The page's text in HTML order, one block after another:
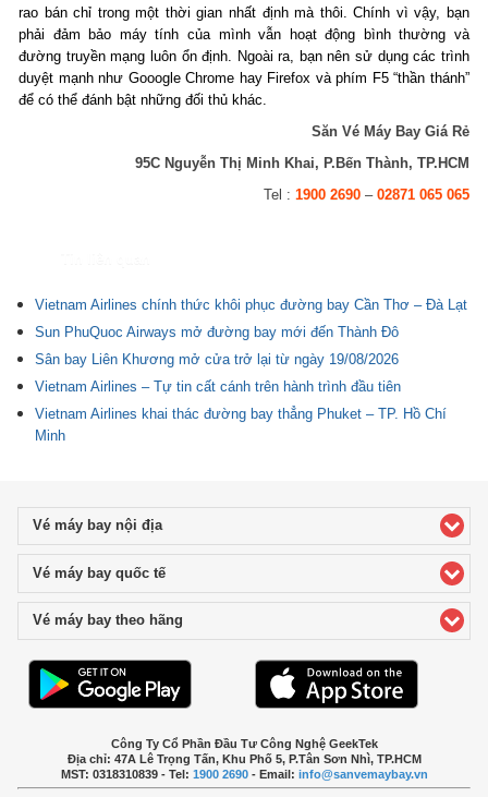
rao bán chỉ trong một thời gian nhất định mà thôi. Chính vì vậy, bạn
phải đảm bảo máy tính của mình vẫn hoạt động bình thường và
đường truyền mạng luôn ổn định. Ngoài ra, bạn nên sử dụng các trình
duyệt mạnh như Gooogle Chrome hay Firefox và phím F5 “thần thánh”
để có thể đánh bật những đối thủ khác.
Săn Vé Máy Bay Giá Rẻ
95C Nguyễn Thị Minh Khai, P.Bến Thành, TP.HCM
Tel : 1900 2690– 02871 065 065
Vietnam Airlines chính thức khôi phục đường bay Cần Thơ – Đà Lạt
Sun PhuQuoc Airways mở đường bay mới đến Thành Đô
Sân bay Liên Khương mở cửa trở lại từ ngày 19/08/2026
Vietnam Airlines – Tự tin cất cánh trên hành trình đầu tiên
Vietnam Airlines khai thác đường bay thẳng Phuket – TP. Hồ Chí
Minh
Vé máy bay nội địaclick to expand contents
Vé máy bay quốc tếclick to expand contents
Vé máy bay theo hãng
Công Ty Cổ Phần Đầu Tư Công Nghệ GeekTek
Địa chỉ: 47A Lê Trọng Tấn, Khu Phố 5, P.Tân Sơn Nhì, TP.HCM
MST: 0318310839 - Tel: 1900 2690- Email: info@sanvemaybay.vn